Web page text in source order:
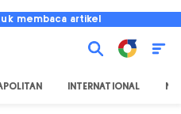
membaca artikel
INTERNATIONAL